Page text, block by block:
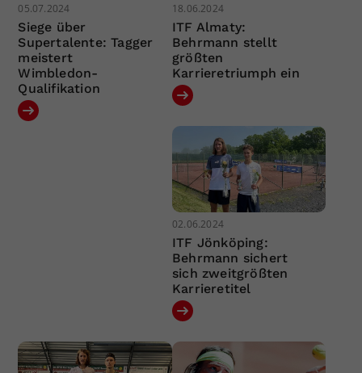
05.07.2024
Siege über
Supertalente: Tagger
meistert
Wimbledon-
Qualifikation
18.06.2024
ITF Almaty:
Behrmann stellt
größten
Karrieretriumph ein
02.06.2024
ITF Jönköping:
Behrmann sichert
sich zweitgrößten
Karrieretitel